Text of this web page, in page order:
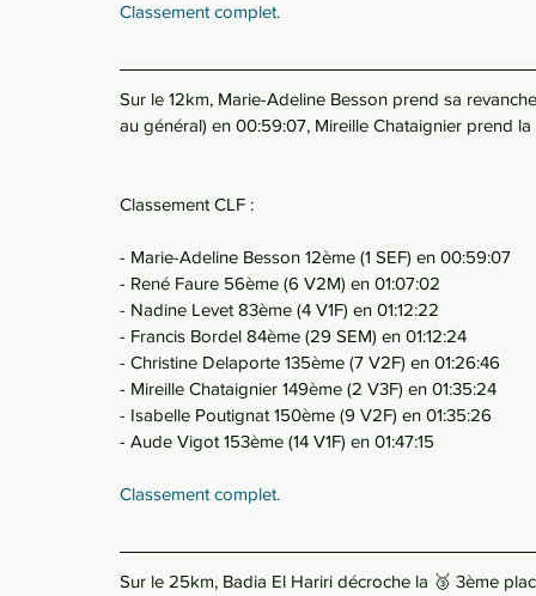
Classement complet.
Sur le 12km, Marie-Adeline Besson prend sa
au général) en 00:59:07, Mireille Chataignier prend
Classement CLF :
- Marie-Adeline Besson 12ème (1 SEF) en 00:59:07
- René Faure 56ème (6 V2M) en 01:07:02
- Nadine Levet 83ème (4 V1F) en 01:12:22
- Francis Bordel 84ème (29 SEM) en 01:12:24
- Christine Delaporte 135ème (7 V2F) en 01:26:46
- Mireille Chataignier 149ème (2 V3F) en 01:35:24
- Isabelle Poutignat 150ème (9 V2F) en 01:35:26
- Aude Vigot 153ème (14 V1F) en 01:47:15
Classement complet.
Sur le 25km, Badia El Hariri décroche la 🥉 3ème